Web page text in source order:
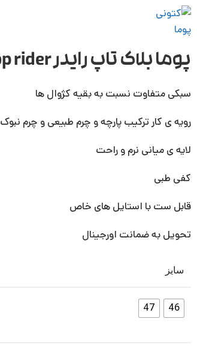
پوما بلاک تاپ رایدر puma blacktop rider کد 02-392725
سبکی متفاوت نسبت به بقیه کژوال ها
رویه ی کار ترکیب پارچه و چرم طبیعی و چرم نبوک
لایه ی میانی نرم و راحت
کفی طبی
قابل ست با استایل های خاص
تحویل به ضمانت اورجینال
سایز
46
47